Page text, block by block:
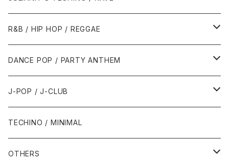
1991年
1995年
2000年
2001年
2010年代
2010年
2011年
1995年
1999年
2000年
2001年
1986年・以前
1987年
1990年代
1990年
1991年
2000年代
1990年代
1990年
1991年
2000年代
2000年
2001年
R&B / HIP HOP / REGGAE
1980年代
1985年・以前
1986年
1990年代
1990年
1991年
2000年代
2000年
DANCE POP / PARTY ANTHEM
1980年代
1988年・以前
1989年
1990年代
1990年
2000年代
J-POP / J-CLUB
1980年代
1990年代
TECHINO / MINIMAL
OTHERS